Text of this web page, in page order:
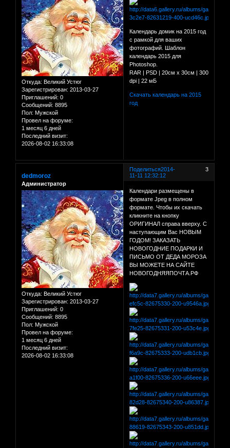
Откуда: Великий Устюг
Зарегистрирован: 2013-03-27
Приглашений: 0
Сообщений: 8895
Пол: Мужской
Провел на форуме:
1 месяц 6 дней
Последний визит:
2026-08-02 16:33:08
Календарь домик на 2015 год
с рамкой для ваших
фотографий. Шаблон
календарь 2015 для
Photoshop.
RAR | PSD | 20см х 30см | 300
dpi | 22 мБ
Скачать календарь на 2015
год
Поделиться 3
2014-
11-11 12:32:12
dedmoroz
Администратор
Откуда: Великий Устюг
Зарегистрирован: 2013-03-27
Приглашений: 0
Сообщений: 8895
Пол: Мужской
Провел на форуме:
1 месяц 6 дней
Последний визит:
2026-08-02 16:33:08
Календари размещены в
формате Jpeg в полном
формате. Чтобы их скачать
кликните на кнопку
ОРИГИНАЛ справа вверху. С
наступающим Вас НОВЫМ
ГОДОМ! ЗАКАЗАТЬ
НОВОГОДНИЕ ПОДАРКИ И
ПИСЬМО ОТ ДЕДА МОРОЗА
ВЫ МОЖЕТЕ НА САЙТЕ
НОВОГОДНЯЯПОЧТА.РФ